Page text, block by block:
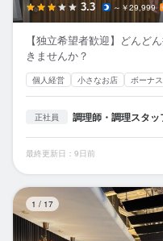
3.3 ～￥29,999
【独立希望者歓迎】どんど
きませんか？
個人経営 小さなお店 ボーナ
正社員 調理師・調理スタッ
最終更新日：9日前
1 / 17